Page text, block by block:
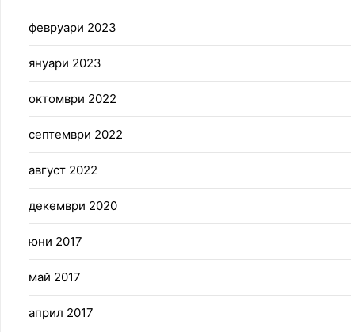
февруари 2023
януари 2023
октомври 2022
септември 2022
август 2022
декември 2020
юни 2017
май 2017
април 2017